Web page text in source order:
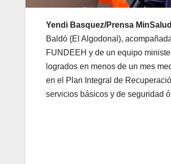
Yendi Basquez/Prensa
Baldó (El Algodonal),
FUNDEEH y de un equipo
logrados en menos de un mes
en el Plan Integral de
servicios básicos y de seguridad